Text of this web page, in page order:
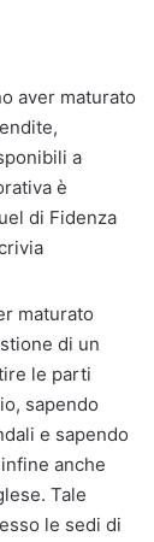
aver maturato
a
è
di Fidenza
maturato
di un
le parti
sapendo
e sapendo
anche
Tale
le sedi di